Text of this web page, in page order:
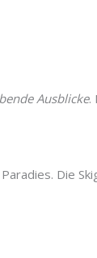
Ausblicke.
Die